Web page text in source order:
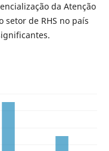
da Atenção
setor de RHS no país